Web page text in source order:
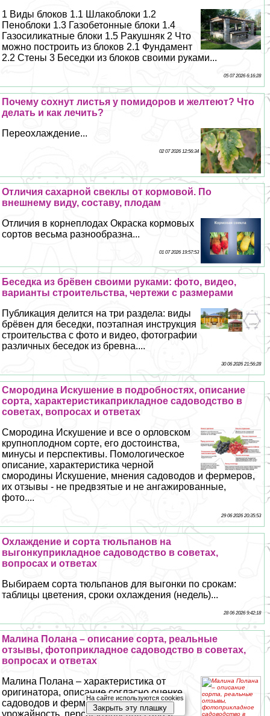
1 Виды блоков 1.1 Шлакоблоки 1.2
Пеноблоки 1.3 Газобетонные блоки 1.4
Газосиликатные блоки 1.5 Paкушняк 2 Что
можно построить из блоков 2.1 Фундамент
2.2 Стены 3 Беседки из блоков своими руками...
05 07 2026 6:16:28
Почему сохнут листья у помидоров и желтеют? Что
делать и как лечить?
Переохлаждение...
02 07 2026 12:56:34
Отличия сахарной свеклы от кормовой. По
внешнему виду, составу, плодам
Отличия в корнеплодах Окраска кормовых
сортов весьма разнообразна...
01 07 2026 19:57:53
Беседка из брёвен своими руками: фото, видео,
варианты строительства, чертежи с размерами
Публикация делится на три раздела: виды
брёвен для беседки, поэтапная инструкция
строительства с фото и видео, фотографии
различных беседок из бревна....
30 06 2026 21:56:28
Смородина Искушение в подробностях, описание
сорта, хаpaктеристикаприкладное садоводство в
советах, вопросах и ответах
Смородина Искушение и все о орловском
крупноплодном сорте, его достоинства,
минусы и перспективы. Помологическое
описание, хаpaктеристика черной
смородины Искушение, мнения садоводов и фермеров,
их отзывы - не предвзятые и не ангажированные,
фото....
29 06 2026 20:35:53
Охлаждение и сорта тюльпанов на
выгонкуприкладное садоводство в советах,
вопросах и ответах
Выбираем сорта тюльпанов для выгонки по срокам:
таблицы цветения, сроки охлаждения (недель)...
28 06 2026 9:42:18
Малина Полана – описание сорта, реальные
отзывы, фотоприкладное садоводство в советах,
вопросах и ответах
Малина Полана – хаpaктеристика от
оригинатора, описание согласно оценке
садоводов и фермеров. Реальная
На сайте используются cookies
Закрыть эту плашку